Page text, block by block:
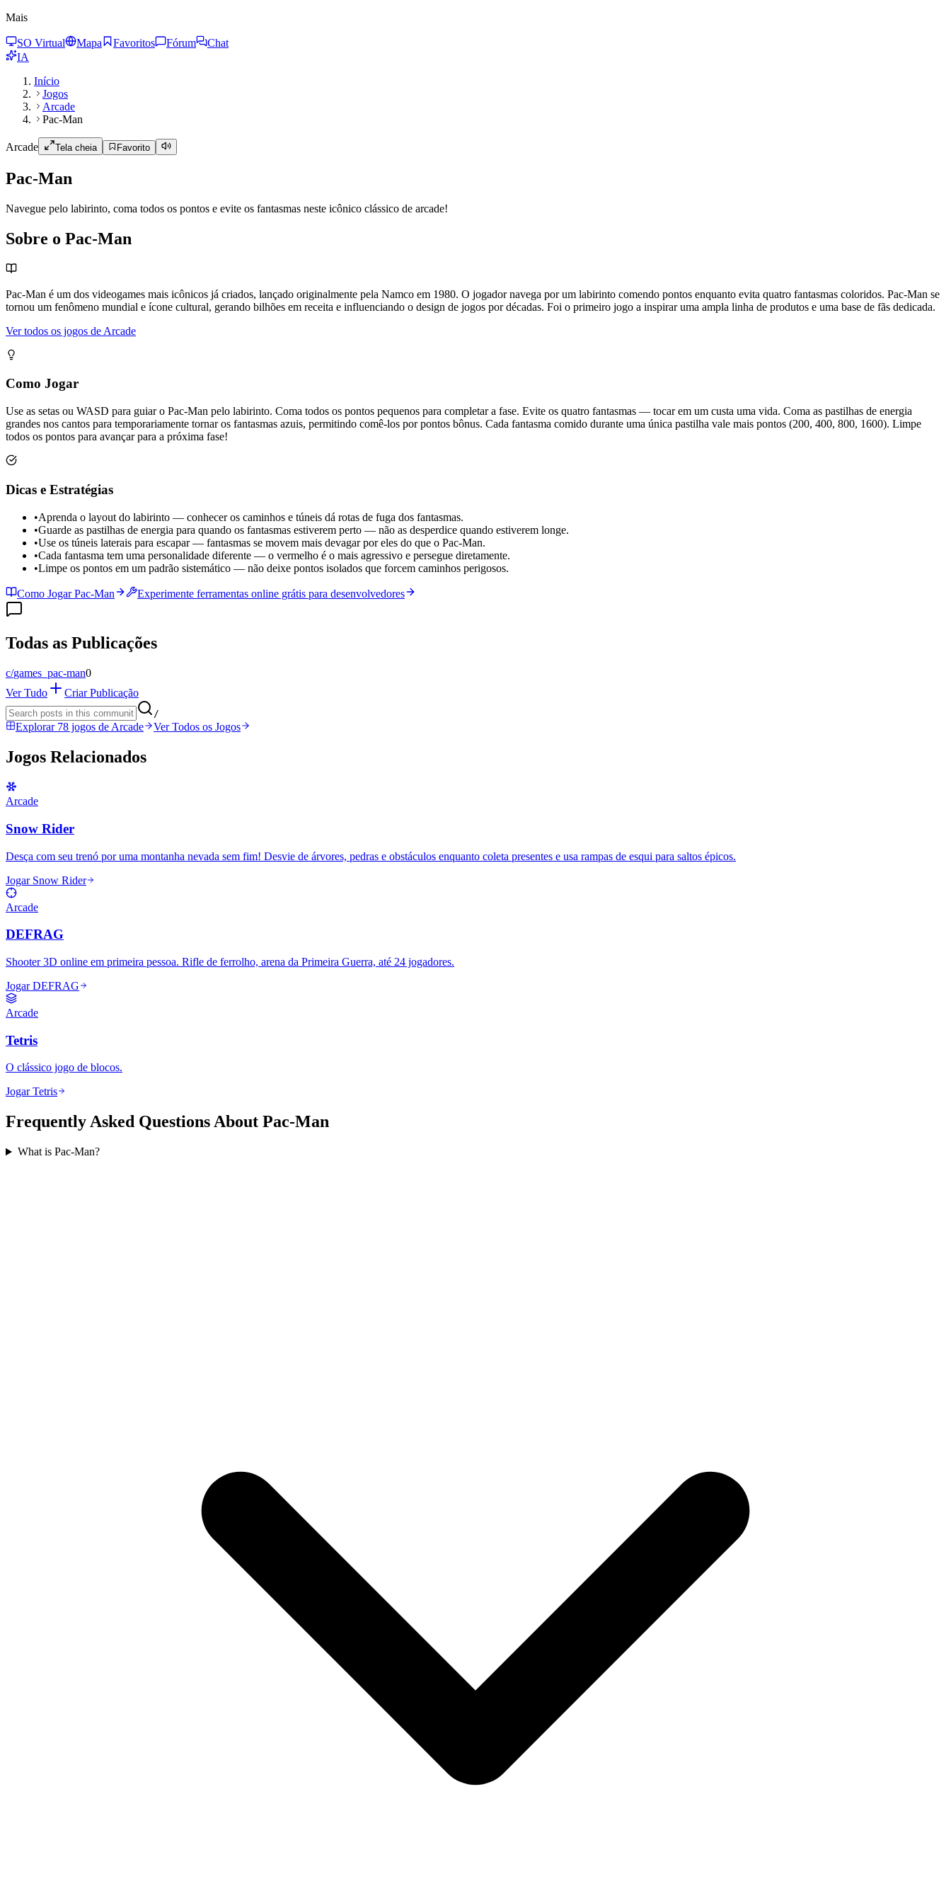
Mais
SO Virtual Mapa Favoritos Fórum
Chat
IA
Início
Jogos
Arcade
Pac-Man
Arcade Tela cheia Favorito
Pac-Man
Navegue pelo labirinto, coma todos os pontos e evite os fantasmas neste icônico clássico de arcade!
Sobre o Pac-Man
Pac-Man é um dos videogames mais icônicos já criados, lançado originalmente pela Namco em 1980. O jogador navega por um labirinto comendo pontos enquanto evita quatro fantasmas coloridos. Pac-Man se
tornou um fenômeno mundial e ícone cultural, gerando bilhões em receita e influenciando o design de jogos por décadas. Foi o primeiro jogo a inspirar uma ampla linha de produtos e uma base de fãs dedicada.
Ver todos os jogos de Arcade
Como Jogar
Use as setas ou WASD para guiar o Pac-Man pelo labirinto. Coma todos os pontos pequenos para completar a fase. Evite os quatro fantasmas — tocar em um custa uma vida. Coma as pastilhas de energia
grandes nos cantos para temporariamente tornar os fantasmas azuis, permitindo comê-los por pontos bônus. Cada fantasma comido durante uma única pastilha vale mais pontos (200, 400, 800, 1600). Limpe
todos os pontos para avançar para a próxima fase!
Dicas e Estratégias
•Aprenda o layout do labirinto — conhecer os caminhos e túneis dá rotas de fuga dos fantasmas.
•Guarde as pastilhas de energia para quando os fantasmas estiverem perto — não as desperdice quando estiverem longe.
•Use os túneis laterais para escapar — fantasmas se movem mais devagar por eles do que o Pac-Man.
•Cada fantasma tem uma personalidade diferente — o vermelho é o mais agressivo e persegue diretamente.
•Limpe os pontos em um padrão sistemático — não deixe pontos isolados que forcem caminhos perigosos.
Como Jogar Pac-Man Experimente ferramentas online grátis para desenvolvedores
Todas as Publicações
c/games_pac-man0
Ver Tudo
Criar Publicação
/
Explorar 78 jogos de Arcade Ver Todos os Jogos
Jogos Relacionados
Arcade
Snow Rider
Desça com seu trenó por uma montanha nevada sem fim! Desvie de árvores, pedras e obstáculos enquanto coleta presentes e usa rampas de esqui para saltos épicos.
Jogar Snow Rider
Arcade
DEFRAG
Shooter 3D online em primeira pessoa. Rifle de ferrolho, arena da Primeira Guerra, até 24 jogadores.
Jogar DEFRAG
Arcade
Tetris
O clássico jogo de blocos.
Jogar Tetris
Frequently Asked Questions About Pac-Man
What is Pac-Man?